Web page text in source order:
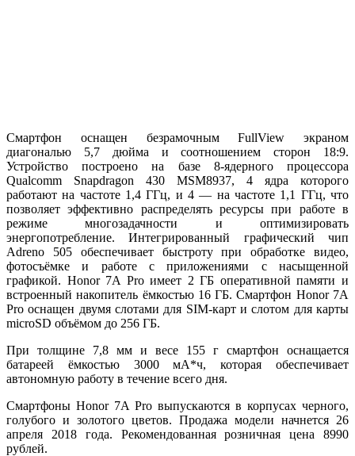
Смартфон оснащен безрамочным FullView экраном
диагональю 5,7 дюйма и соотношением сторон 18:9.
Устройство построено на базе 8-ядерного процессора
Qualcomm Snapdragon 430 MSM8937, 4 ядра которого
работают на частоте 1,4 ГГц, и 4 — на частоте 1,1 ГГц, что
позволяет эффективно распределять ресурсы при работе в
режиме многозадачности и оптимизировать
энергопотребление. Интегрированный графический чип
Adreno 505 обеспечивает быстроту при обработке видео,
фотосъёмке и работе с приложениями с насыщенной
графикой. Honor 7A Pro имеет 2 ГБ оперативной памяти и
встроенный накопитель ёмкостью 16 ГБ. Смартфон Honor 7A
Pro оснащен двумя слотами для SIM-карт и слотом для карты
microSD объёмом до 256 ГБ.
При толщине 7,8 мм и весе 155 г смартфон оснащается
батареей ёмкостью 3000 мА*ч, которая обеспечивает
автономную работу в течение всего дня.
Смартфоны Honor 7A Pro выпускаются в корпусах черного,
голубого и золотого цветов. Продажа модели начнется 26
апреля 2018 года. Рекомендованная розничная цена 8990
рублей.